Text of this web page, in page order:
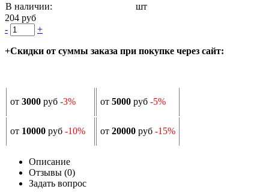
В наличии:
шт
204 руб
-
+
+Скидки от суммы заказа при покупке через сайт:
от 3000 руб -3% от 5000 руб -5%
от 10000 руб -10% от 20000 руб -15%
Описание
Отзывы (0)
Задать вопрос